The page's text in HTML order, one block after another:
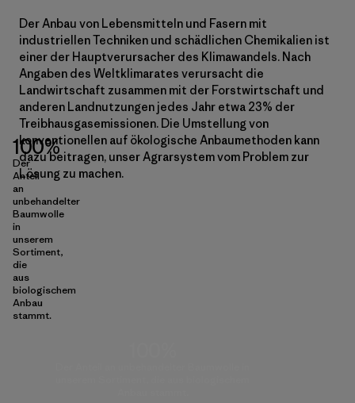
Der Anbau von Lebensmitteln und Fasern mit
industriellen Techniken und schädlichen Chemikalien ist
einer der Hauptverursacher des Klimawandels. Nach
Angaben des Weltklimarates verursacht die
Landwirtschaft zusammen mit der Forstwirtschaft und
anderen Landnutzungen jedes Jahr etwa 23% der
Treibhausgasemissionen. Die Umstellung von
konventionellen auf ökologische Anbaumethoden kann
dazu beitragen, unser Agrarsystem vom Problem zur
Lösung zu machen.
100%
Der
Anteil
an
unbehandelter
Baumwolle
in
unserem
Sortiment,
die
aus
biologischem
Anbau
stammt.